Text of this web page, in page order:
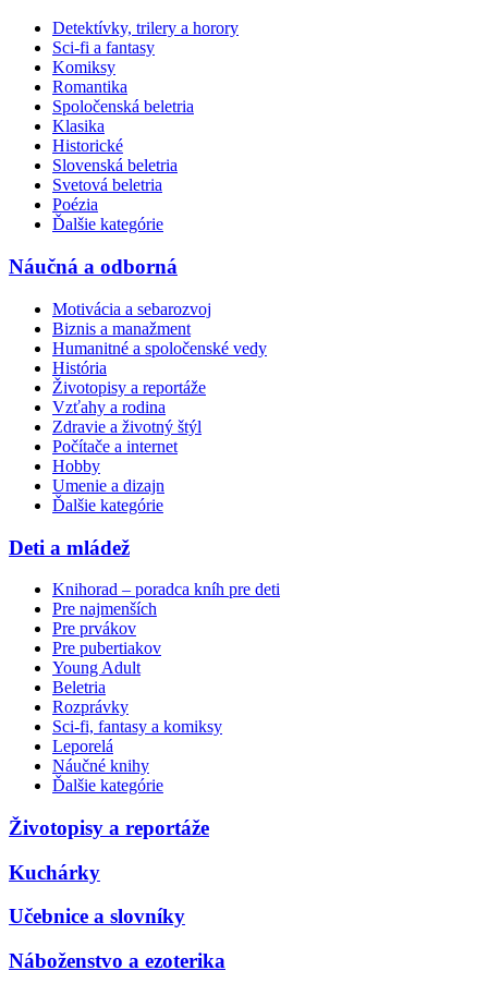
Detektívky, trilery a horory
Sci-fi a fantasy
Komiksy
Romantika
Spoločenská beletria
Klasika
Historické
Slovenská beletria
Svetová beletria
Poézia
Ďalšie kategórie
Náučná a odborná
Motivácia a sebarozvoj
Biznis a manažment
Humanitné a spoločenské vedy
História
Životopisy a reportáže
Vzťahy a rodina
Zdravie a životný štýl
Počítače a internet
Hobby
Umenie a dizajn
Ďalšie kategórie
Deti a mládež
Knihorad – poradca kníh pre deti
Pre najmenších
Pre prvákov
Pre pubertiakov
Young Adult
Beletria
Rozprávky
Sci-fi, fantasy a komiksy
Leporelá
Náučné knihy
Ďalšie kategórie
Životopisy a reportáže
Kuchárky
Učebnice a slovníky
Náboženstvo a ezoterika